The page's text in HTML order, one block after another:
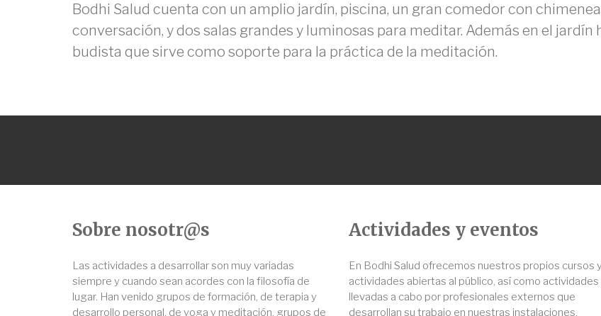
Bodhi Salud cuenta con un amplio jardín, piscina, un gran comedor con
conversación, y dos salas grandes y luminosas para meditar. Además en el
budista que sirve como soporte para la práctica de la meditación.
Sobre nosotr@s
Las actividades a desarrollar son muy variadas
siempre y cuando sean acordes con la filosofía de
lugar. Han venido grupos de formación, de terapia y
desarrollo personal, de yoga y meditación, grupos de
Actividades y eventos
En Bodhi Salud ofrecemos nuestros propios cursos
actividades abiertas al público, así como actividades
llevadas a cabo por profesionales externos que
desarrollan su trabajo en nuestras instalaciones.